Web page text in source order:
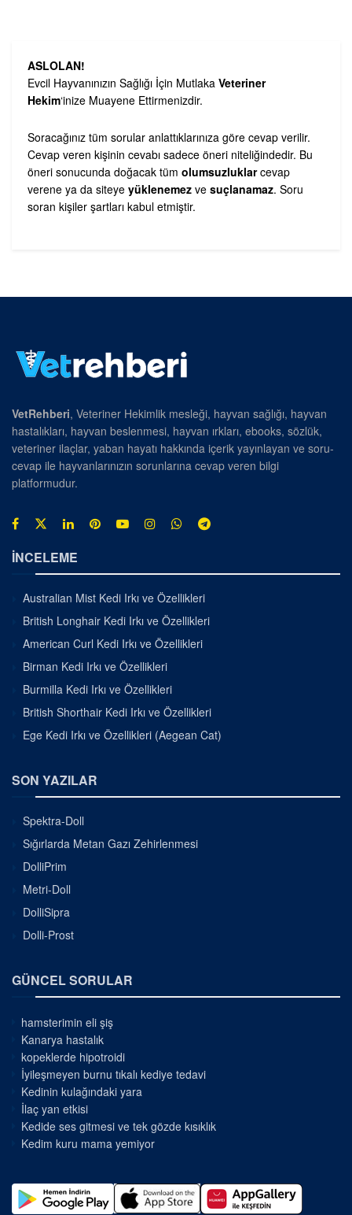
ASLOLAN!
Evcil Hayvanınızın Sağlığı İçin Mutlaka Veteriner
Hekim‘inize Muayene Ettirmenizdir.
Soracağınız tüm sorular anlattıklarınıza göre cevap verilir.
Cevap veren kişinin cevabı sadece öneri niteliğindedir. Bu
öneri sonucunda doğacak tüm olumsuzluklarcevap
verene ya da siteye yüklenemez ve suçlanamaz. Soru
soran kişiler şartları kabul etmiştir.
VetRehberi, Veteriner Hekimlik mesleği, hayvan sağlığı, hayvan
hastalıkları, hayvan beslenmesi, hayvan ırkları, ebooks, sözlük,
veteriner ilaçlar, yaban hayatı hakkında içerik yayınlayan ve soru-
cevap ile hayvanlarınızın sorunlarına cevap veren bilgi
platformudur.
İNCELEME
Australian Mist Kedi Irkı ve Özellikleri
British Longhair Kedi Irkı ve Özellikleri
American Curl Kedi Irkı ve Özellikleri
Birman Kedi Irkı ve Özellikleri
Burmilla Kedi Irkı ve Özellikleri
British Shorthair Kedi Irkı ve Özellikleri
Ege Kedi Irkı ve Özellikleri (Aegean Cat)
SON YAZILAR
Spektra-Doll
Sığırlarda Metan Gazı Zehirlenmesi
DolliPrim
Metri-Doll
DolliSipra
Dolli-Prost
GÜNCEL SORULAR
hamsterimin eli şiş
Kanarya hastalık
kopeklerde hipotroidi
İyileşmeyen burnu tıkalı kediye tedavi
Kedinin kulağındaki yara
İlaç yan etkisi
Kedide ses gitmesi ve tek gözde kısıklık
Kedim kuru mama yemiyor